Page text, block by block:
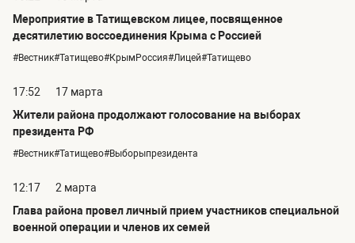
Мероприятие в Татищевском лицее, посвященное
десятилетию воссоединения Крыма с Россией
#Вестник#Татищево#КрымРоссия#Лицей#Татищево
17:52
17 марта
Жители района продолжают голосование на выборах
президента РФ
#Вестник#Татищево#Выборыпрезидента
12:17
2 марта
Глава района провел личный прием участников специальной
военной операции и членов их семей